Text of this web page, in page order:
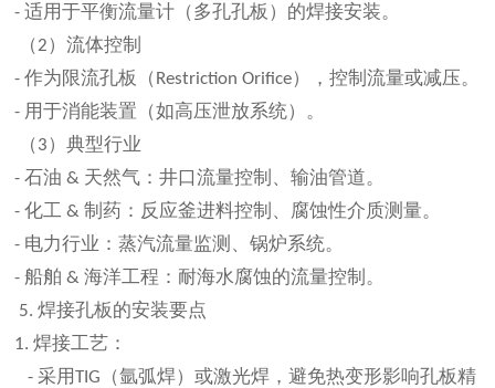
-适用于平衡流量计（多孔孔板）的焊接安装。
（2 ）流体控制
-作为限流孔板（ Restriction Orifice），控制流量或减压。
- 用于消能装置（如高压泄放系统）。
（3 ）典型行业
-石油& 天然气：井口流量控制、输油管道。
-化工&制药：反应釜进料控制、腐蚀性介质测量。
- 电力行业：蒸汽流量监测、锅炉系统。
-船舶&海洋工程：耐海水腐蚀的流量控制。
5.焊接孔板的安装要点
1.焊接工艺：
- 采用TIG
（氩弧焊）或激光焊，避免热变形影响孔板精